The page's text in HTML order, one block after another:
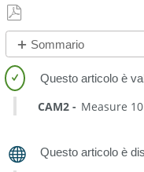
Salva
come
PDF
Sommario
No
intestazioni
CAM2 Measure 10